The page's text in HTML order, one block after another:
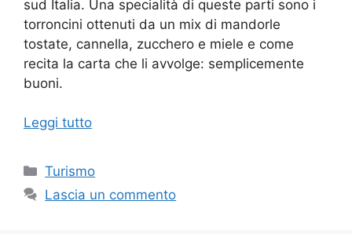
sud Italia. Una specialità di queste parti sono i
torroncini ottenuti da un mix di mandorle
tostate, cannella, zucchero e miele e come
recita la carta che li avvolge: semplicemente
buoni.
Leggi tutto
Categorie
Turismo
Lascia un commento